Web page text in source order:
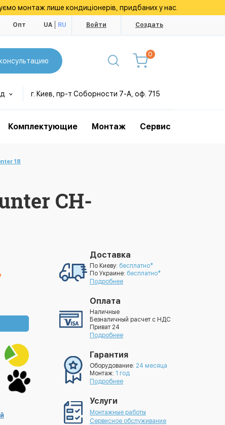
монтаж лише кондиціонерів, придбаних у нас.
Опт UA RU Войти Создать
0
г. Киев, пр-т Соборности 7-А, оф. 715
Комплектующие Монтаж Сервис
18
CH-
Доставка
По Киеву: бесплатно*
По Украине: бесплатно*
Подробнее
Оплата
Наличные
Безналичный расчет с НДС
Приват 24
Подробнее
Гарантия
Оборудование: 24 месяца
Монтаж: 1 год
Подробнее
Услуги
Монтажные работы
Сервисное обслуживание